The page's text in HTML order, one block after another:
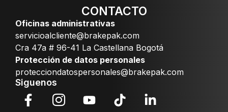
CONTACTO
Oficinas administrativas
servicioalcliente@brakepak.com
Cra 47a # 96-41 La Castellana Bogotá
Protección de datos personales
protecciondatospersonales@brakepak.com
Siguenos